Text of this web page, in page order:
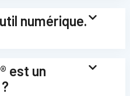
numérique.
est un